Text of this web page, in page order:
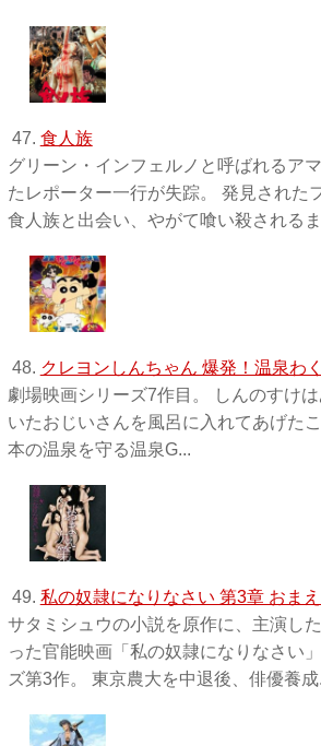
47. 食人族
グリーン・インフェルノと呼ばれるア
たレポーター一行が失踪。 発見された
食人族と出会い、やがて喰い殺される
48. クレヨンしんちゃん 爆発！温泉わ
劇場映画シリーズ7作目。 しんのすけ
いたおじいさんを風呂に入れてあげた
本の温泉を守る温泉G...
49. 私の奴隷になりなさい 第3章 おま
サタミシュウの小説を原作に、主演し
った官能映画「私の奴隷になりなさい
ズ第3作。 東京農大を中退後、俳優養成